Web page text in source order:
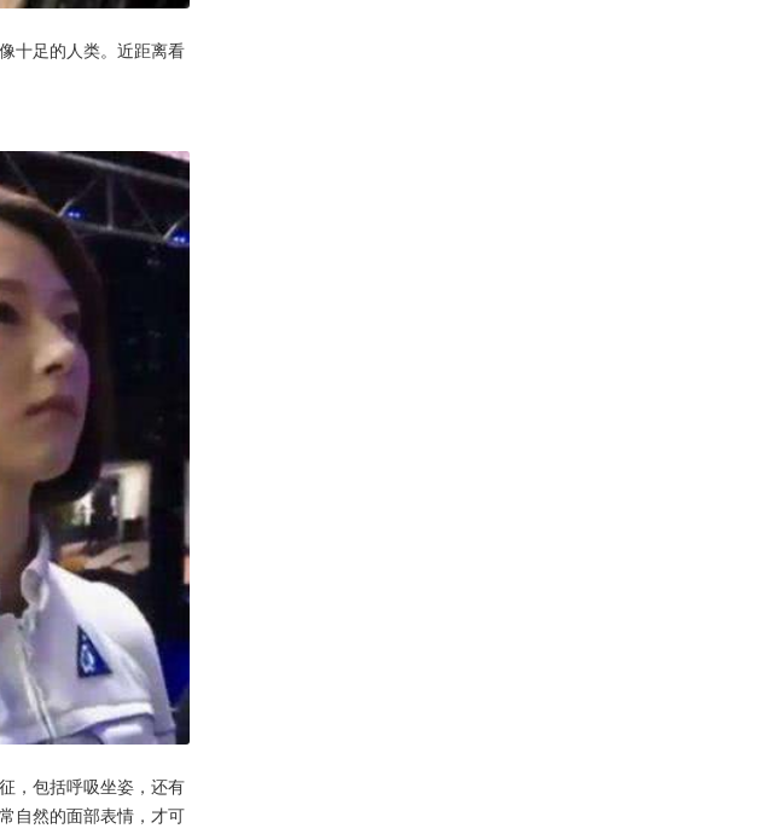
十足的人类。近距离看
，包括呼吸坐姿，还有
自然的面部表情，才可